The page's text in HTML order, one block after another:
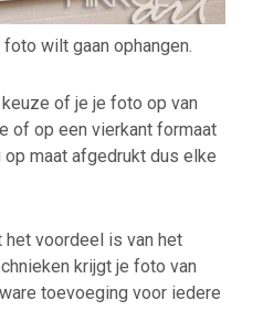
wilt gaan ophangen.
of je je foto op van
of op een vierkant formaat
maat afgedrukt dus elke
voordeel is van het
krijgt je foto van
toevoeging voor iedere